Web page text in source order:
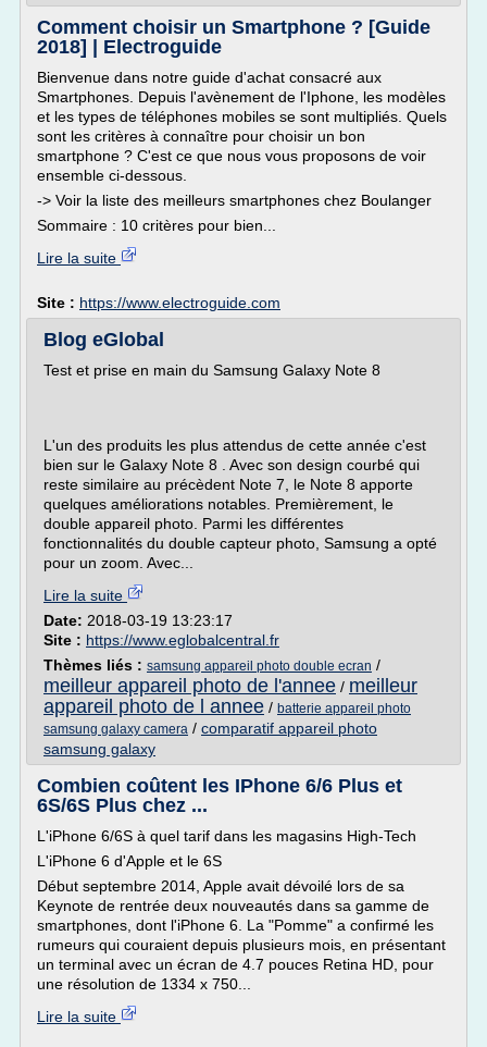
Comment choisir un Smartphone ? [Guide
2018] | Electroguide
Bienvenue dans notre guide d'achat consacré aux
Smartphones. Depuis l'avènement de l'Iphone, les modèles
et les types de téléphones mobiles se sont multipliés. Quels
sont les critères à connaître pour choisir un bon
smartphone ? C'est ce que nous vous proposons de voir
ensemble ci-dessous.
-> Voir la liste des meilleurs smartphones chez Boulanger
Sommaire : 10 critères pour bien...
Lire la suite
Site : https://www.electroguide.com
Blog eGlobal
Test et prise en main du Samsung Galaxy Note 8
L'un des produits les plus attendus de cette année c'est
bien sur le Galaxy Note 8 . Avec son design courbé qui
reste similaire au précèdent Note 7, le Note 8 apporte
quelques améliorations notables. Premièrement, le
double appareil photo. Parmi les différentes
fonctionnalités du double capteur photo, Samsung a opté
pour un zoom. Avec...
Lire la suite
Date: 2018-03-19 13:23:17
Site : https://www.eglobalcentral.fr
Thèmes liés : samsung appareil photo double ecran /
meilleur appareil photo de l'annee / meilleur
appareil photo de l annee / batterie appareil photo
samsung galaxy camera / comparatif appareil photo
samsung galaxy
Combien coûtent les IPhone 6/6 Plus et
6S/6S Plus chez ...
L'iPhone 6/6S à quel tarif dans les magasins High-Tech
L'iPhone 6 d'Apple et le 6S
Début septembre 2014, Apple avait dévoilé lors de sa
Keynote de rentrée deux nouveautés dans sa gamme de
smartphones, dont l'iPhone 6. La "Pomme" a confirmé les
rumeurs qui couraient depuis plusieurs mois, en présentant
un terminal avec un écran de 4.7 pouces Retina HD, pour
une résolution de 1334 x 750...
Lire la suite